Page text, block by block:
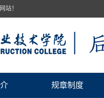
站！
规章制度